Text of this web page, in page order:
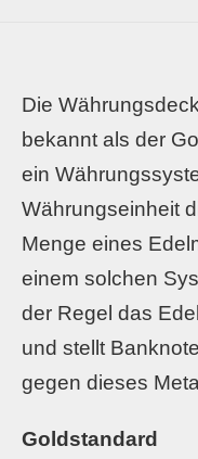
Die
bekannt als der
ein
Währungseinheit
Menge eines
einem solchen
der Regel das
und stellt
gegen dieses
Goldstandard